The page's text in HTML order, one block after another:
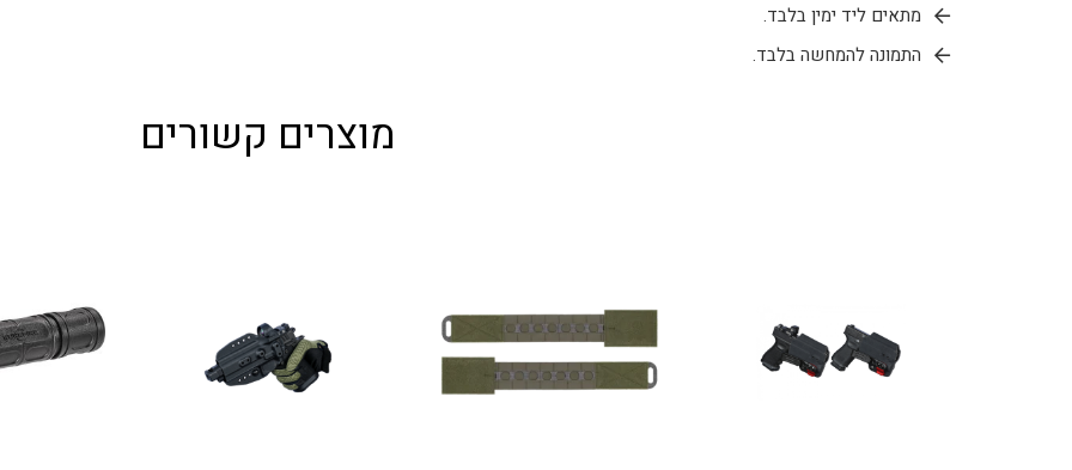
מתאים ליד ימין בלבד.
התמונה להמחשה בלבד.
מוצרים קשורים